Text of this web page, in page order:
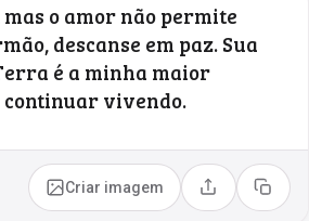
o amor não permite
descanse em paz. Sua
é a minha maior
vivendo.
Criar imagem Compartilhar
Copiar